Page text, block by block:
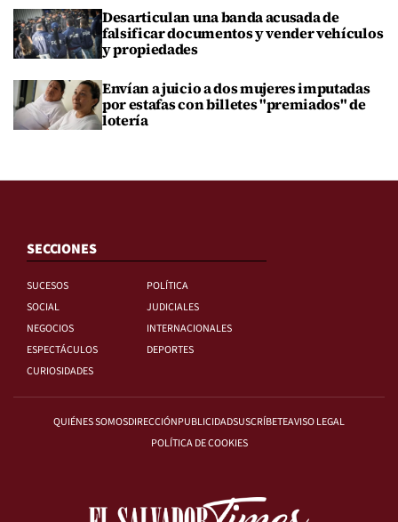
Desarticulan una banda acusada de
falsificar documentos y vender vehículos
y propiedades
Envían a juicio a dos mujeres imputadas
por estafas con billetes "premiados" de
lotería
SECCIONES
SUCESOS
POLÍTICA
SOCIAL
JUDICIALES
NEGOCIOS
INTERNACIONALES
ESPECTÁCULOS
DEPORTES
CURIOSIDADES
QUIÉNES SOMOSDIRECCIÓNPUBLICIDADSUSCRÍBETEAVISO LEGAL
POLÍTICA DE COOKIES